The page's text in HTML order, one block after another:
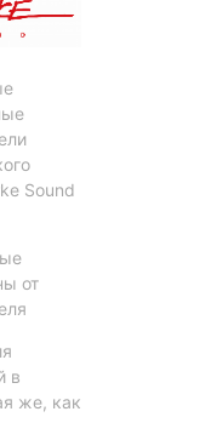
Sound
от
в
же, как